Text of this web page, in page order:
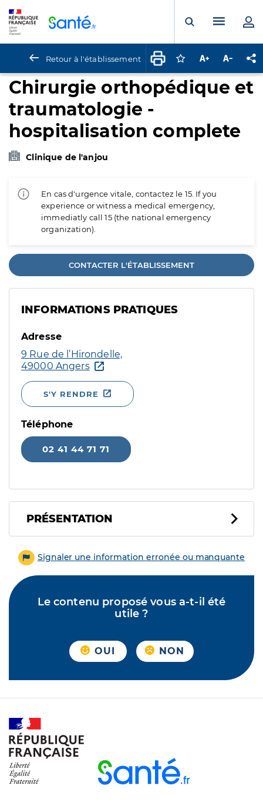
Ouvrir laMenu
Retour à l'établissement Connectez-vous
Augmenter la
Chirurgie orthopédique et
traumatologie -
hospitalisation complete
Clinique de l'anjou
En cas d'urgence vitale, contactez le 15. If you
experience or witness a medical emergency,
immediatly call 15 (the national emergency
organization).
CONTACTER L'ÉTABLISSEMENT
INFORMATIONS PRATIQUES
Adresse
9 Rue de l’Hirondelle,
49000 Angers
S'Y RENDRE
Téléphone
02 41 44 71 71
PRÉSENTATION
Signaler une information erronée ou manquante
Le contenu proposé vous a-t-il été
utile ?
OUI NON